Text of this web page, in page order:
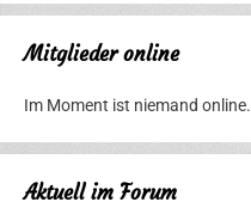
Mitglieder online
Im Moment ist niemand online.
Aktuell im Forum